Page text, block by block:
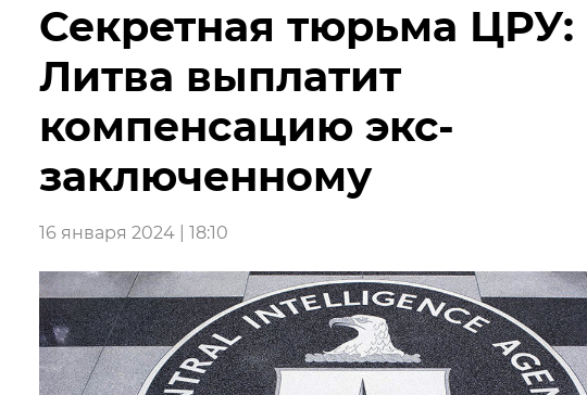
Секретная тюрьма ЦРУ:
Литва выплатит
компенсацию экс-
заключенному
16 января 2024 | 18:10